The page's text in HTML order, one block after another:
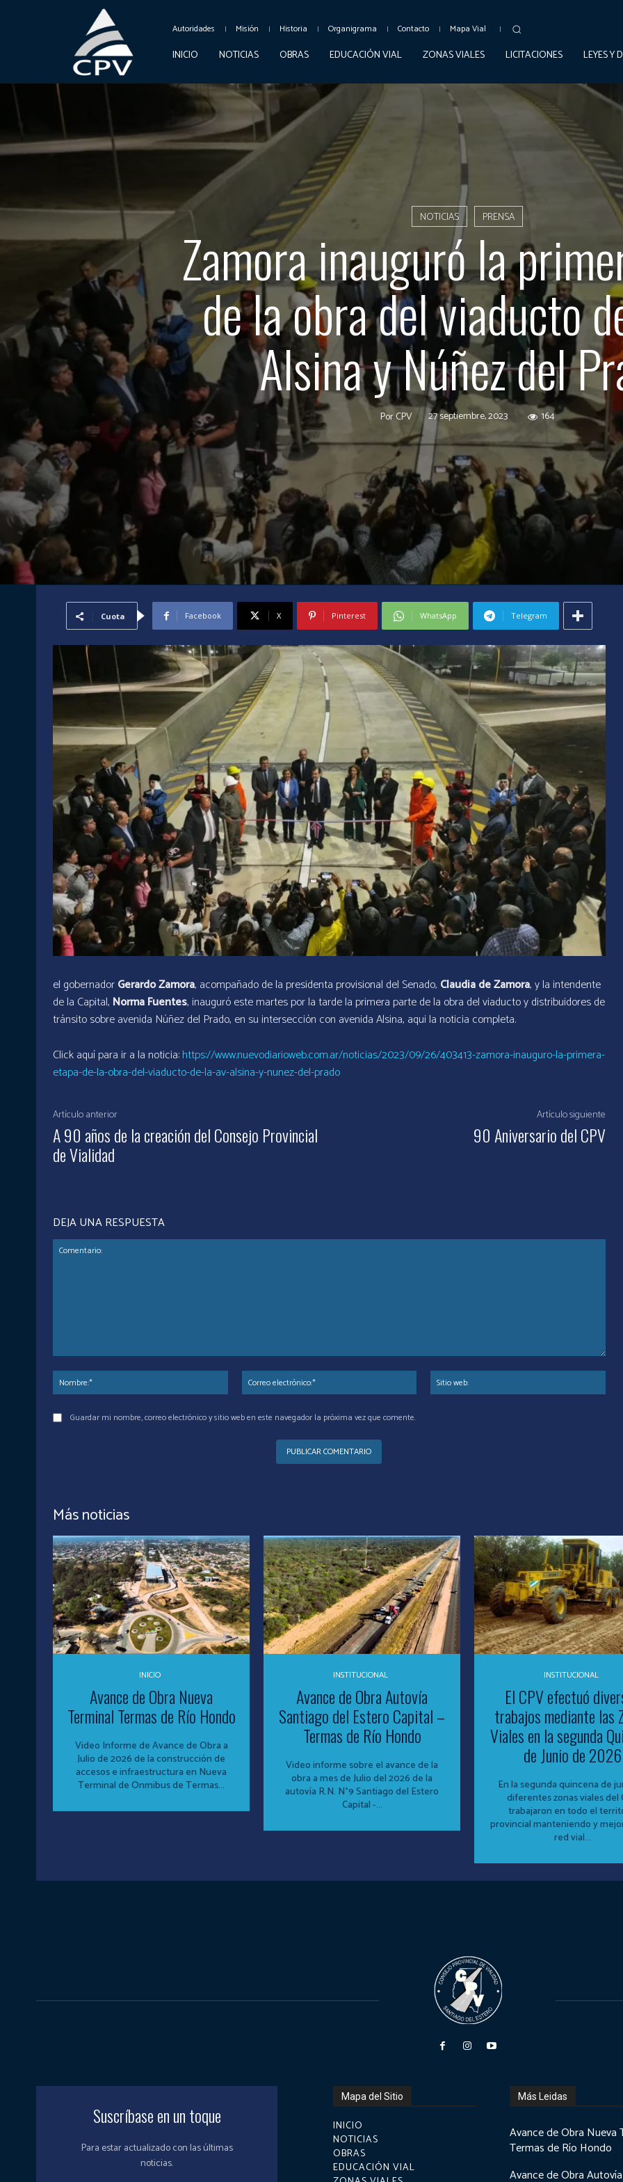
Autoridades Misión Historia Organigrama Contacto Mapa Vial
INICIO NOTICIAS OBRAS EDUCACIÓN VIAL ZONAS VIALES LICITACIONES LEYES Y
NOTICIAS PRENSA
Zamora inauguró la
de la obra del viaducto
Alsina y Núñez del
PorCPV 27 septiembre, 2023 164
Cuota Facebook X Pinterest WhatsApp Telegram
el gobernadorGerardo Zamora, acompañado de la presidenta provisional del Senado, Claudia de Zamora, y la intendente
de la Capital, Norma Fuentes, inauguró este martes por la tarde la primera parte de la obra del viaducto y distribuidores de
tránsito sobre avenida Núñez del Prado, en su intersección con avenida Alsina, aqui la noticia completa.
Click aquí para ir a la noticia:https://www.nuevodiarioweb.com.ar/noticias/2023/09/26/403413-zamora-inauguro-la-primera-
etapa-de-la-obra-del-viaducto-de-la-av-alsina-y-nunez-del-prado
Artículo anterior
A 90 años de la creación del Consejo Provincial
de Vialidad
Artículo siguiente
90 Aniversario del CPV
DEJA UNA RESPUESTA
Nombre:*
Correo
electrónico:*
Guardar mi nombre, correo electrónico y sitio web en este navegador la próxima vez que comente.
Más noticias
INICIO
Avance de Obra Nueva
Terminal Termas de Río Hondo
Video Informe de Avance de Obra a
Julio de 2026 de la construcción de
accesos e infraestructura en Nueva
Terminal de Onmibus de Termas...
INSTITUCIONAL
Avance de Obra Autovía
Santiago del Estero Capital –
Termas de Río Hondo
Video informe sobre el avance de la
obra a mes de Julio del 2026 de la
autovía R.N. N°9 Santiago del Estero
Capital -...
INSTITUCIONAL
El CPV efectuó
trabajos mediante las
Viales en la segunda
de Junio de 2026
En la segunda quincena de
diferentes zonas viales del
trabajaron en todo el
provincial manteniendo y
red vial...
Suscríbase en un toque
Para estar actualizado con las últimas
noticias.
Mapa del Sitio
INICIO
NOTICIAS
OBRAS
EDUCACIÓN VIAL
Más Leidas
Avance de Obra Nueva
Termas de Río Hondo
Avance de Obra Autovía